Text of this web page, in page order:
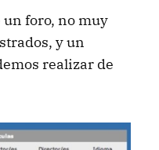
foro, no muy
y un
realizar de